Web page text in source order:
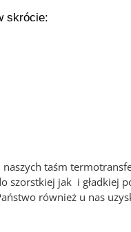
skrócie:
naszych taśm
jak i gładkiej
również u nas